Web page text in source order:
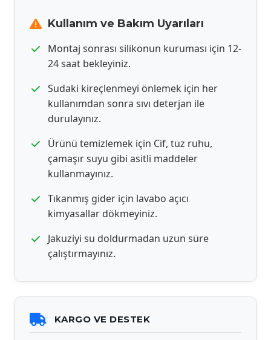
Kullanım ve Bakım Uyarıları
Montaj sonrası silikonun kuruması için 12-
24 saat bekleyiniz.
Sudaki kireçlenmeyi önlemek için her
kullanımdan sonra sıvı deterjan ile
durulayınız.
Ürünü temizlemek için Cif, tuz ruhu,
çamaşır suyu gibi asitli maddeler
kullanmayınız.
Tıkanmış gider için lavabo açıcı
kimyasallar dökmeyiniz.
Jakuziyi su doldurmadan uzun süre
çalıştırmayınız.
KARGO VE DESTEK